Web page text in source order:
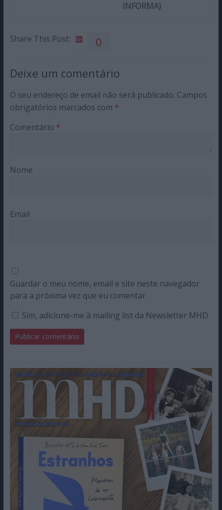
INFORMA)
Share This Post: 0
Deixe um comentário
O seu endereço de email não será publicado. Campos
obrigatórios marcados com *
Comentário *
Nome
Email
Guardar o meu nome, email e site neste navegador
para a próxima vez que eu comentar.
Sim, adicione-me à mailing list da Newsletter MHD